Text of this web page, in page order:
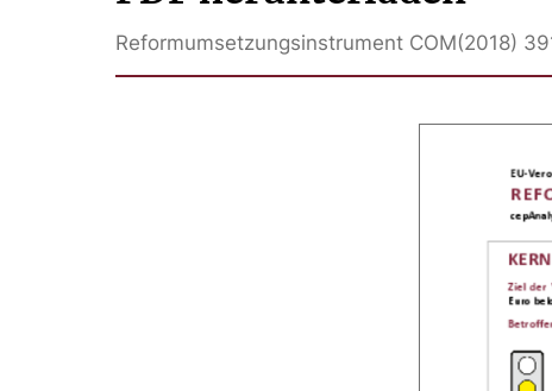
Reformumsetzungsinstrument COM(2018)